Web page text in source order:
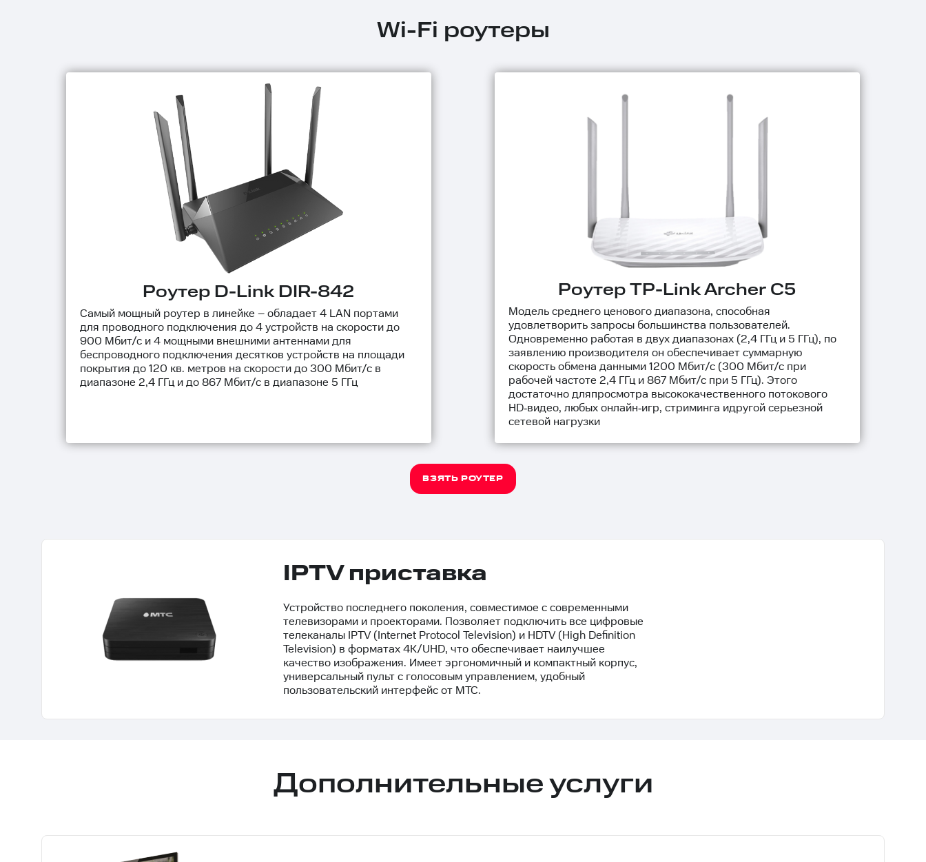
Wi-Fi роутеры
Роутер D-Link DIR-842
Самый мощный роутер в линейке – обладает 4 LAN портами
для проводного подключения до 4 устройств на скорости до
900 Мбит/с и 4 мощными внешними антеннами для
беспроводного подключения десятков устройств на площади
покрытия до 120 кв. метров на скорости до 300 Мбит/с в
диапазоне 2,4 ГГц и до 867 Мбит/с в диапазоне 5 ГГц
Роутер TP-Link Archer C5
Модель среднего ценового диапазона, способная
удовлетворить запросы большинства пользователей.
Одновременно работая в двух диапазонах (2,4 ГГц и 5 ГГц), по
заявлению производителя он обеспечивает суммарную
скорость обмена данными 1200 Мбит/с (300 Мбит/с при
рабочей частоте 2,4 ГГц и 867 Мбит/с при 5 ГГц). Этого
достаточно дляпросмотра высококачественного потокового
HD‑видео, любых онлайн‑игр, стриминга идругой серьезной
сетевой нагрузки
ВЗЯТЬ РОУТЕР
IPTV приставка
Устройство последнего поколения, совместимое с современными
телевизорами и проекторами. Позволяет подключить все цифровые
телеканалы IPTV (Internet Protocol Television) и HDTV (High Definition
Television) в форматах 4K/UHD, что обеспечивает наилучшее
качество изображения. Имеет эргономичный и компактный корпус,
универсальный пульт с голосовым управлением, удобный
пользовательский интерфейс от МТС.
Дополнительные услуги